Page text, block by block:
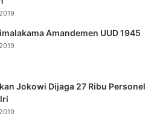
Amandemen UUD 1945
Jokowi Dijaga 27 Ribu Personel